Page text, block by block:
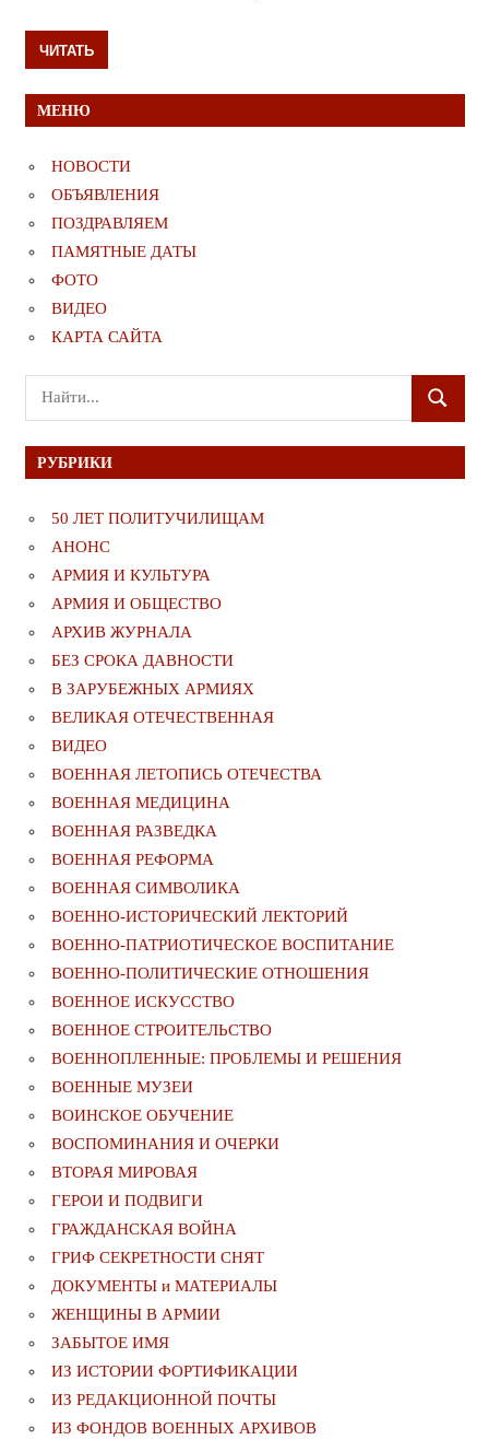
ЧИТАТЬ
МЕНЮ
НОВОСТИ
ОБЪЯВЛЕНИЯ
ПОЗДРАВЛЯЕМ
ПАМЯТНЫЕ ДАТЫ
ФОТО
ВИДЕО
КАРТА САЙТА
Поиск
для:
ПОИСК
РУБРИКИ
50 ЛЕТ ПОЛИТУЧИЛИЩАМ
АНОНС
АРМИЯ И КУЛЬТУРА
АРМИЯ И ОБЩЕСТВО
АРХИВ ЖУРНАЛА
БЕЗ СРОКА ДАВНОСТИ
В ЗАРУБЕЖНЫХ АРМИЯХ
ВЕЛИКАЯ ОТЕЧЕСТВЕННАЯ
ВИДЕО
ВОЕННАЯ ЛЕТОПИСЬ ОТЕЧЕСТВА
ВОЕННАЯ МЕДИЦИНА
ВОЕННАЯ РАЗВЕДКА
ВОЕННАЯ РЕФОРМА
ВОЕННАЯ СИМВОЛИКА
ВОЕННО-ИСТОРИЧЕСКИЙ ЛЕКТОРИЙ
ВОЕННО-ПАТРИОТИЧЕСКОЕ ВОСПИТАНИЕ
ВОЕННО-ПОЛИТИЧЕСКИE ОТНОШЕНИЯ
ВОЕННОЕ ИСКУССТВО
ВОЕННОЕ СТРОИТЕЛЬСТВО
ВОЕННОПЛЕННЫЕ: ПРОБЛЕМЫ И РЕШЕНИЯ
ВОЕННЫЕ МУЗЕИ
ВОИНСКОЕ ОБУЧЕНИЕ
ВОСПОМИНАНИЯ И ОЧЕРКИ
ВТОРАЯ МИРОВАЯ
ГЕРОИ И ПОДВИГИ
ГРАЖДАНСКАЯ ВОЙНА
ГРИФ СЕКРЕТНОСТИ СНЯТ
ДОКУМЕНТЫ и МАТЕРИАЛЫ
ЖЕНЩИНЫ В АРМИИ
ЗАБЫТОЕ ИМЯ
ИЗ ИСТОРИИ ФОРТИФИКАЦИИ
ИЗ РЕДАКЦИОННОЙ ПОЧТЫ
ИЗ ФОНДОВ ВОЕННЫХ АРХИВОВ